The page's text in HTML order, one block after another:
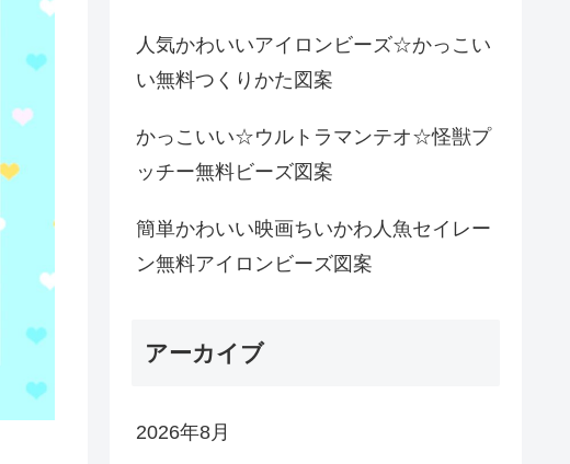
人気かわいいアイロンビーズ☆かっこい
い無料つくりかた図案
かっこいい☆ウルトラマンテオ☆怪獣プ
ッチー無料ビーズ図案
簡単かわいい映画ちいかわ人魚セイレー
ン無料アイロンビーズ図案
アーカイブ
2026年8月